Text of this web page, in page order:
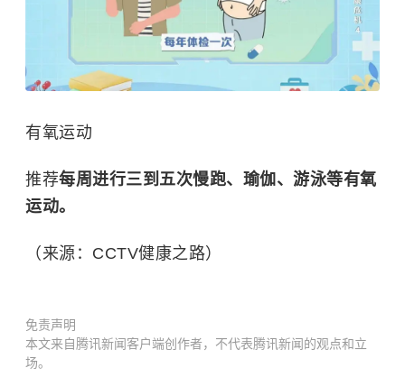
有氧运动
推荐每周进行三到五次慢跑、瑜伽、游泳等有氧
运动。
（来源：CCTV健康之路）
免责声明
本文来自腾讯新闻客户端创作者，不代表腾讯新闻的观点和立
场。